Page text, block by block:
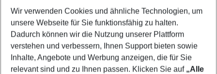
2 Erwachsene Keine Kinder
Mehr Filter anzeigen
Wir verwenden Cookies und ähnliche Technologien, um
unsere Webseite für Sie funktionsfähig zu halten.
Dadurch können wir die Nutzung unserer Plattform
verstehen und verbessern, Ihnen Support bieten sowie
Inhalte, Angebote und Werbung anzeigen, die für Sie
relevant sind und zu Ihnen passen. Klicken Sie auf „Alle